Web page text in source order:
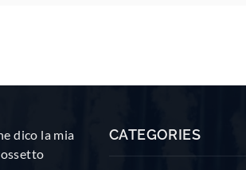
dico la mia
CATEGORIES